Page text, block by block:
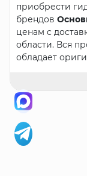
приобрести
брендов
ценам с
области. Вся
обладает
которые
пагубного
материал и
пленку,